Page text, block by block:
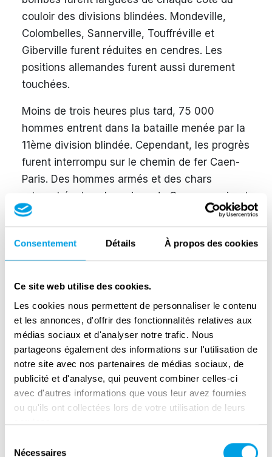
Consentement Détails À propos des cookies
Ce site web utilise des cookies.
Les cookies nous permettent de personnaliser le contenu
et les annonces, d'offrir des fonctionnalités relatives aux
médias sociaux et d'analyser notre trafic. Nous
partageons également des informations sur l'utilisation de
notre site avec nos partenaires de médias sociaux, de
publicité et d'analyse, qui peuvent combiner celles-ci
avec d'autres informations que vous leur avez fournies
ou qu'ils ont collectées lors de votre utilisation de leurs
services.
Nécessaires
couloir des divisions blindées. Mondeville,
Colombelles, Sannerville, Touffréville et
Giberville furent réduites en cendres. Les
positions allemandes furent aussi durement
touchées.
Moins de trois heures plus tard, 75 000
hommes entrent dans la bataille menée par la
11ème division blindée. Cependant, les progrès
furent interrompu sur le chemin de fer Caen-
Paris. Des hommes armés et des chars
retranchés dans les ruines de Cagny ouvrirent
le feu.
Solidement tenue par l’ennemi, la crête de
Bourguébus marqua la fin de l'avancée de la
Au même moment, la 2è division canadienne
réussit à traverser l’Orne et l’Odon et établi
deux têtes de pont à Vaucelles et Louvigny.
Au cours des deux jours suivants, les Alliés
avancèrent de village en village, forçant le
front allemand à battre en retraite jusqu'à ce
que les pluies torrentielles du 20 juillet mettent
Caen fut libérée le 19 juillet. Ce jour-là,